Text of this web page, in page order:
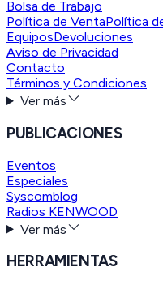
Bolsa de Trabajo
Política de VentaPolítica
EquiposDevoluciones
Aviso de Privacidad
Contacto
Términos y Condiciones
Ver más
PUBLICACIONES
Eventos
Especiales
Syscomblog
Radios KENWOOD
Ver más
HERRAMIENTAS